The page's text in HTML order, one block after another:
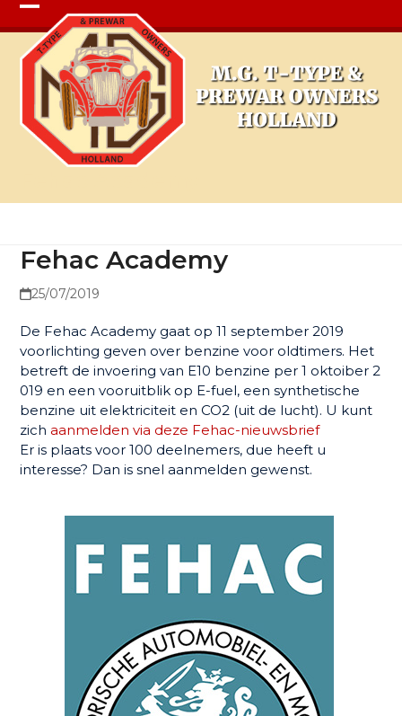
Open
mobile
menu
Close
mobile
menu
Fehac Academy
25/07/2019
De Fehac Academy gaat op 11 september 2019
voorlichting geven over benzine voor oldtimers. Het
betreft de invoering van E10 benzine per 1 oktoiber 2
019 en een vooruitblik op E-fuel, een synthetische
benzine uit elektriciteit en CO2 (uit de lucht). U kunt
zichaanmelden via deze Fehac-nieuwsbrief
Er is plaats voor 100 deelnemers, due heeft u
interesse? Dan is snel aanmelden gewenst.